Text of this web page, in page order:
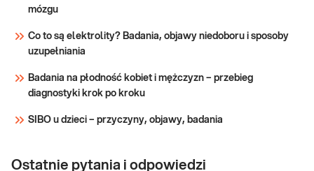
mózgu
Co to są elektrolity? Badania, objawy niedoboru i sposoby
uzupełniania
Badania na płodność kobiet i mężczyzn – przebieg
diagnostyki krok po kroku
SIBO u dzieci – przyczyny, objawy, badania
Ostatnie pytania i odpowiedzi